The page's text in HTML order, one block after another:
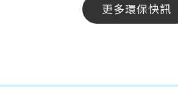
更多環保快訊